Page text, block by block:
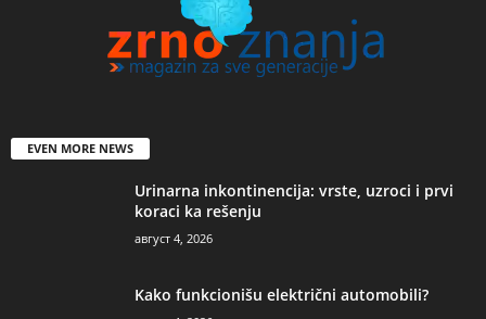
EVEN MORE NEWS
Urinarna inkontinencija: vrste, uzroci i prvi
koraci ka rešenju
август 4, 2026
Kako funkcionišu električni automobili?